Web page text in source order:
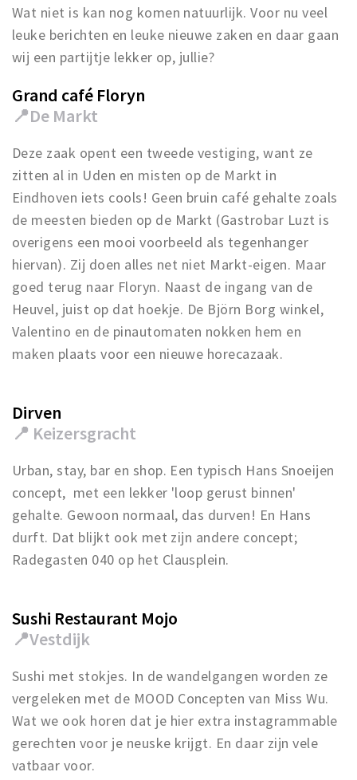
Wat niet is kan nog komen natuurlijk. Voor nu veel
leuke berichten en leuke nieuwe zaken en daar gaan
wij een partijtje lekker op, jullie?
Grand café Floryn
📍De Markt
Deze zaak opent een tweede vestiging, want ze
zitten al in Uden en misten op de Markt in
Eindhoven iets cools! Geen bruin café gehalte zoals
de meesten bieden op de Markt (Gastrobar Luzt is
overigens een mooi voorbeeld als tegenhanger
hiervan). Zij doen alles net niet Markt-eigen. Maar
goed terug naar Floryn. Naast de ingang van de
Heuvel, juist op dat hoekje. De Björn Borg winkel,
Valentino en de pinautomaten nokken hem en
maken plaats voor een nieuwe horecazaak.
Dirven
📍 Keizersgracht
Urban, stay, bar en shop. Een typisch Hans Snoeijen
concept, met een lekker 'loop gerust binnen'
gehalte. Gewoon normaal, das durven! En Hans
durft. Dat blijkt ook met zijn andere concept;
Radegasten 040 op het Clausplein.
Sushi Restaurant Mojo
📍Vestdijk
Sushi met stokjes. In de wandelgangen worden ze
vergeleken met de MOOD Concepten van Miss Wu.
Wat we ook horen dat je hier extra instagrammable
gerechten voor je neuske krijgt. En daar zijn vele
vatbaar voor.